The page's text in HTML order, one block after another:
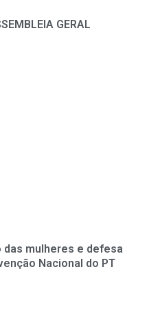
GERAL
mulheres e defesa
Nacional do PT